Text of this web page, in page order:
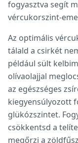
fogyasztva segít
vércukorszint-
Az optimális
tálald a csirkét
például sült
olívaolajjal
az egészséges
kiegyensúlyozott
glükózszintet.
csökkentsd a
megőrzi a